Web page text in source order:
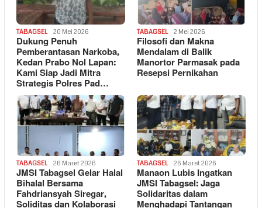
TABAGSEL 20 Mei 2026
Dukung Penuh
Pemberantasan Narkoba,
Kedan Prabo Nol Lapan:
Kami Siap Jadi Mitra
Strategis Polres Pad…
TABAGSEL 2 Mei 2026
Filosofi dan Makna
Mendalam di Balik
Manortor Parmasak pada
Resepsi Pernikahan
TABAGSEL 26 Maret 2026
JMSI Tabagsel Gelar Halal
Bihalal Bersama
Fahdriansyah Siregar,
Soliditas dan Kolaborasi
TABAGSEL 26 Maret 2026
Manaon Lubis Ingatkan
JMSI Tabagsel: Jaga
Solidaritas dalam
Menghadapi Tantangan